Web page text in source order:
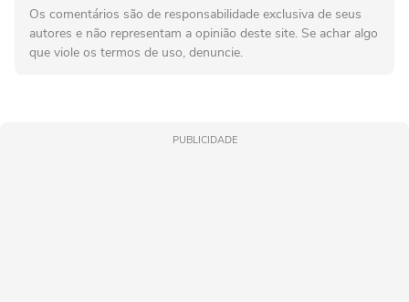
Os comentários são de responsabilidade exclusiva de seus
autores e não representam a opinião deste site. Se achar algo
que viole os termos de uso, denuncie.
PUBLICIDADE